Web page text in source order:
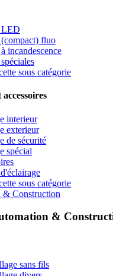
LED
fluo
incandescence
sous catégorie
interieur
exterieur
de sécurité
spécial
sous catégorie
Construction
&
sans fils